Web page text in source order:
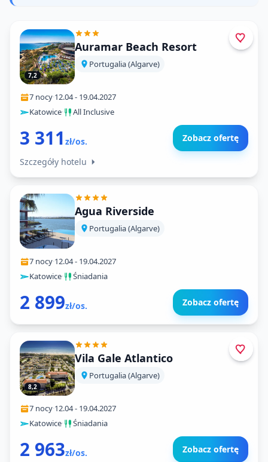
7,2
Auramar Beach Resort
Portugalia (Algarve)
7 nocy·12.04- 19.04.2027
Katowice· All Inclusive
3 311 zł/os. Zobacz ofertę
Szczegóły hotelu
Agua Riverside
Portugalia (Algarve)
7 nocy·12.04- 19.04.2027
Katowice· Śniadania
2 899zł/os. Zobacz ofertę
8,2
Vila Gale Atlantico
Portugalia (Algarve)
7 nocy·12.04- 19.04.2027
Katowice· Śniadania
2 963zł/os. Zobacz ofertę